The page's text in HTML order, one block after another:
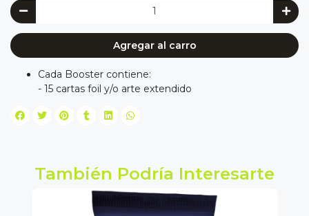
Agregar al carro
Cada Booster contiene:
- 15 cartas foil y/o arte extendido
También Podría Interesarte